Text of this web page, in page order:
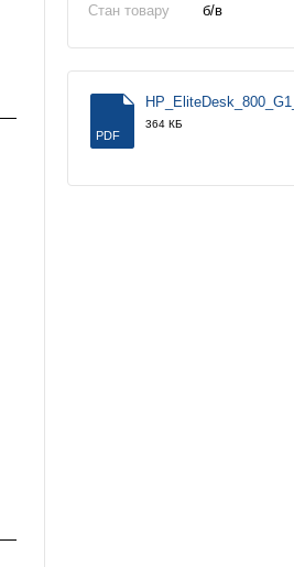
Стан товару б/в
PDF
364 КБ